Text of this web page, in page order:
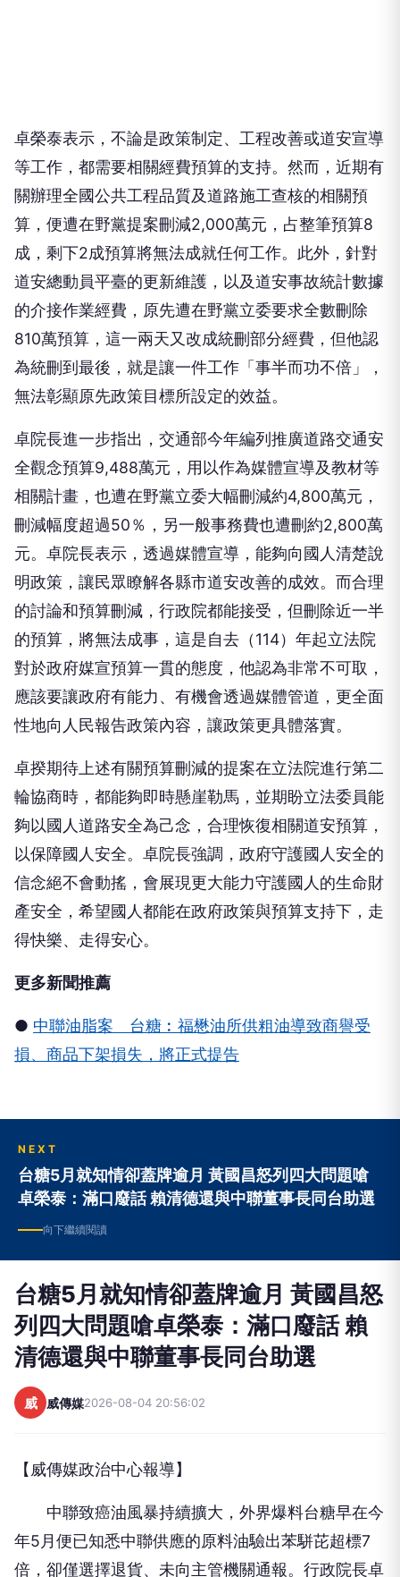
卓榮泰表示，不論是政策制定、工程改善或道安宣導
等工作，都需要相關經費預算的支持。然而，近期有
關辦理全國公共工程品質及道路施工查核的相關預
算，便遭在野黨提案刪減2,000萬元，占整筆預算8
成，剩下2成預算將無法成就任何工作。此外，針對
道安總動員平臺的更新維護，以及道安事故統計數據
的介接作業經費，原先遭在野黨立委要求全數刪除
810萬預算，這一兩天又改成統刪部分經費，但他認
為統刪到最後，就是讓一件工作「事半而功不倍」，
無法彰顯原先政策目標所設定的效益。
卓院長進一步指出，交通部今年編列推廣道路交通安
全觀念預算9,488萬元，用以作為媒體宣導及教材等
相關計畫，也遭在野黨立委大幅刪減約4,800萬元，
刪減幅度超過50％，另一般事務費也遭刪約2,800萬
元。卓院長表示，透過媒體宣導，能夠向國人清楚說
明政策，讓民眾瞭解各縣市道安改善的成效。而合理
的討論和預算刪減，行政院都能接受，但刪除近一半
的預算，將無法成事，這是自去（114）年起立法院
對於政府媒宣預算一貫的態度，他認為非常不可取，
應該要讓政府有能力、有機會透過媒體管道，更全面
性地向人民報告政策內容，讓政策更具體落實。
卓揆期待上述有關預算刪減的提案在立法院進行第二
輪協商時，都能夠即時懸崖勒馬，並期盼立法委員能
夠以國人道路安全為己念，合理恢復相關道安預算，
以保障國人安全。卓院長強調，政府守護國人安全的
信念絕不會動搖，會展現更大能力守護國人的生命財
產安全，希望國人都能在政府政策與預算支持下，走
得快樂、走得安心。
更多新聞推薦
● 中聯油脂案 台糖︰福懋油所供粗油導致商譽受
損、商品下架損失，將正式提告
NEXT
台糖5月就知情卻蓋牌逾月 黃國昌怒列四大問題嗆
卓榮泰：滿口廢話 賴清德還與中聯董事長同台助選
向下繼續閱讀
台糖5月就知情卻蓋牌逾月 黃國昌怒
列四大問題嗆卓榮泰：滿口廢話 賴
清德還與中聯董事長同台助選
威 威傳媒2026-08-04 20:56:02
【威傳媒政治中心報導】
中聯致癌油風暴持續擴大，外界爆料台糖早在今
年5月便已知悉中聯供應的原料油驗出苯駢芘超標7
倍，卻僅選擇退貨、未向主管機關通報。行政院長卓